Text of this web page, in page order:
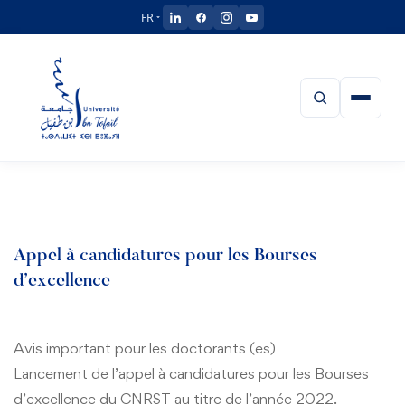
FR
Présentation de l’UIT
Président
Vice Président Chargé de la Recherche Scientifique et la
Coopération
Réglement intérieur de l’UIT
ETABLISSEMENTS
Faculté des Langues des Lettres et des Arts
Faculté des Sciences Humaines et Sociales
CENTRES
Centre Universitaire d’Analyse, d’Expertise, de Transfert de
Technologie et d’Incubateur
FORMATION
Appel à candidatures pour les Bourses
d’excellence
Avis important pour les doctorants (es)
Lancement de l’appel à candidatures pour les Bourses
d’excellence du CNRST au titre de l’année 2022.